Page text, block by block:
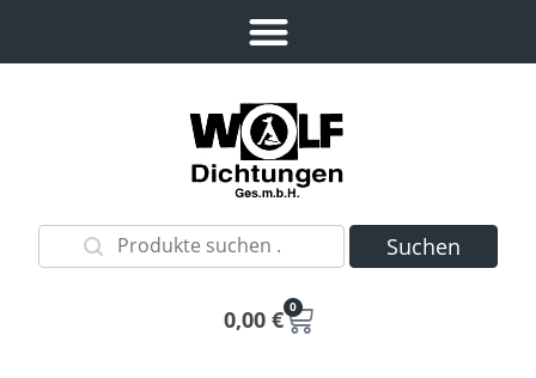
Suchen
0,00 € 0